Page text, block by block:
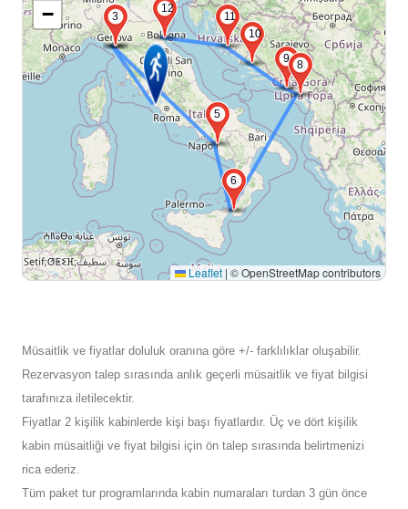
2
3
5
6
8
9
10
11
12
−
Leaflet | © OpenStreetMap contributors
Müsaitlik ve fiyatlar doluluk oranına göre +/- farklılıklar oluşabilir.
Rezervasyon talep sırasında anlık geçerli müsaitlik ve fiyat bilgisi
tarafınıza iletilecektir.
Fiyatlar 2 kişilik kabinlerde kişi başı fiyatlardır. Üç ve dört kişilik
kabin müsaitliği ve fiyat bilgisi için ön talep sırasında belirtmenizi
rica ederiz.
Tüm paket tur programlarında kabin numaraları turdan 3 gün önce